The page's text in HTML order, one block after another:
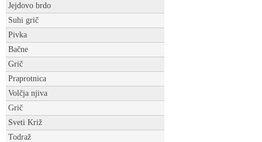
Jejdovo brdo
Suhi grič
Pivka
Bačne
Grič
Praprotnica
Volčja njiva
Grič
Sveti Križ
Todraž